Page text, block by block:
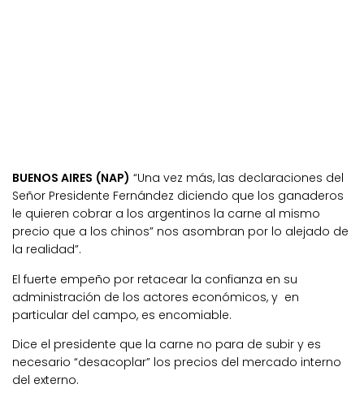
BUENOS AIRES (NAP) “Una vez más, las declaraciones del
Señor Presidente Fernández diciendo que los ganaderos
le quieren cobrar a los argentinos la carne al mismo
precio que a los chinos” nos asombran por lo alejado de
la realidad”.
El fuerte empeño por retacear la confianza en su
administración de los actores económicos, y en
particular del campo, es encomiable.
Dice el presidente que la carne no para de subir y es
necesario “desacoplar” los precios del mercado interno
del externo.